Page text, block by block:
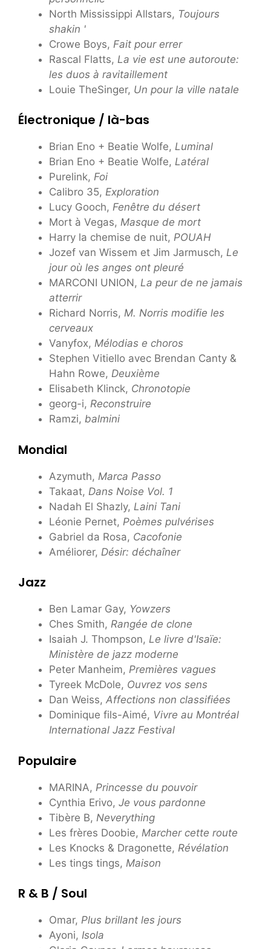
North Mississippi Allstars, Toujours
shakin '
Crowe Boys, Fait pour errer
Rascal Flatts, La vie est une autoroute:
les duos à ravitaillement
Louie TheSinger, Un pour la ville natale
Électronique / là-bas
Brian Eno + Beatie Wolfe, Luminal
Brian Eno + Beatie Wolfe, Latéral
Purelink, Foi
Calibro 35, Exploration
Lucy Gooch, Fenêtre du désert
Mort à Vegas, Masque de mort
Harry la chemise de nuit, POUAH
Jozef van Wissem et Jim Jarmusch, Le
jour où les anges ont pleuré
MARCONI UNION, La peur de ne jamais
atterrir
Richard Norris, M. Norris modifie les
cerveaux
Vanyfox, Mélodias e choros
Stephen Vitiello avec Brendan Canty &
Hahn Rowe, Deuxième
Elisabeth Klinck, Chronotopie
georg-i, Reconstruire
Ramzi, balmini
Mondial
Azymuth, Marca Passo
Takaat, Dans Noise Vol. 1
Nadah El Shazly, Laini Tani
Léonie Pernet, Poèmes pulvérises
Gabriel da Rosa, Cacofonie
Améliorer, Désir: déchaîner
Jazz
Ben Lamar Gay, Yowzers
Ches Smith, Rangée de clone
Isaiah J. Thompson, Le livre d'Isaïe:
Ministère de jazz moderne
Peter Manheim, Premières vagues
Tyreek McDole, Ouvrez vos sens
Dan Weiss, Affections non classifiées
Dominique fils-Aimé, Vivre au Montréal
International Jazz Festival
Populaire
MARINA, Princesse du pouvoir
Cynthia Erivo, Je vous pardonne
Tibère B, Neverything
Les frères Doobie, Marcher cette route
Les Knocks & Dragonette, Révélation
Les tings tings, Maison
R & B / Soul
Omar, Plus brillant les jours
Ayoni, Isola